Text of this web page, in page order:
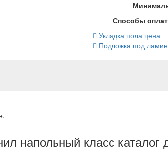
Способы
Укладка пола цена
Подложка под
напольный класс каталог